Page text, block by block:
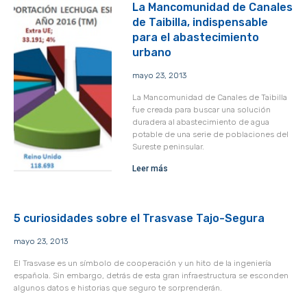
La Mancomunidad de Canales
de Taibilla, indispensable
para el abastecimiento
urbano
mayo 23, 2013
La Mancomunidad de Canales de Taibilla
fue creada para buscar una solución
duradera al abastecimiento de agua
potable de una serie de poblaciones del
Sureste peninsular.
Leer más
5 curiosidades sobre el Trasvase Tajo-Segura
mayo 23, 2013
El Trasvase es un símbolo de cooperación y un hito de la ingeniería
española. Sin embargo, detrás de esta gran infraestructura se esconden
algunos datos e historias que seguro te sorprenderán.